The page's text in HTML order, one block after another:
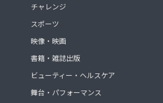
チャレンジ
スポーツ
映像・映画
書籍・雑誌出版
ビューティー・ヘルスケア
舞台・パフォーマンス